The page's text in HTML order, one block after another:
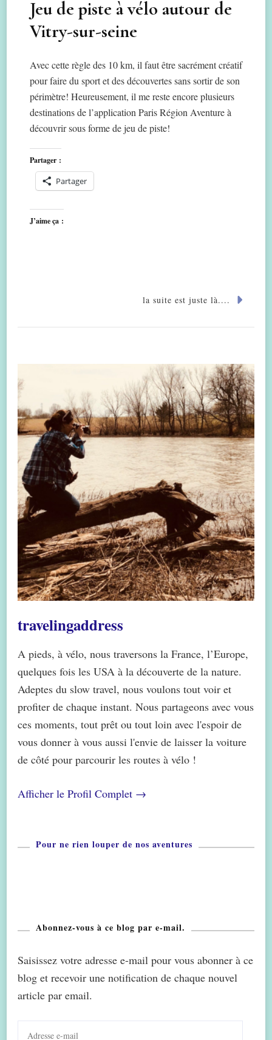
Jeu de piste à vélo autour de
Vitry-sur-seine
Avec cette règle des 10 km, il faut être sacrément créatif
pour faire du sport et des découvertes sans sortir de son
périmètre! Heureusement, il me reste encore plusieurs
destinations de l’application Paris Région Aventure à
découvrir sous forme de jeu de piste!
Partager :
Partager
J’aime ça :
la suite est juste là....
travelingaddress
A pieds, à vélo, nous traversons la France, l’Europe,
quelques fois les USA à la découverte de la nature.
Adeptes du slow travel, nous voulons tout voir et
profiter de chaque instant. Nous partageons avec vous
ces moments, tout prêt ou tout loin avec l'espoir de
vous donner à vous aussi l'envie de laisser la voiture
de côté pour parcourir les routes à vélo !
Afficher le Profil Complet →
Pour ne rien louper de nos aventures
Abonnez-vous à ce blog par e-mail.
Saisissez votre adresse e-mail pour vous abonner à ce
blog et recevoir une notification de chaque nouvel
article par email.